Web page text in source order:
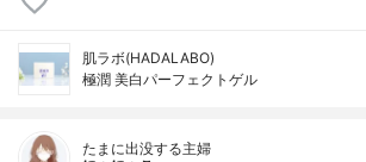
肌ラボ(HADALABO)
極潤 美白パーフェクトゲル
たまに出没する主婦